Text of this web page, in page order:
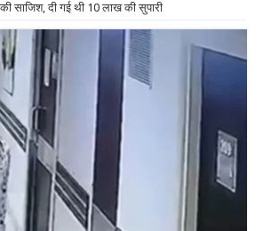
साजिश, दी गई थी 10 लाख की सुपारी